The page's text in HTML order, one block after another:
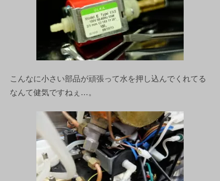
こんなに小さい部品が頑張って水を押し込んでくれてる
なんて健気ですねぇ…。